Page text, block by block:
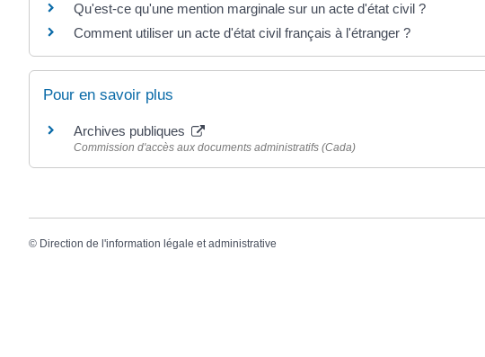
Qu'est-ce qu'une mention marginale sur un acte d'état civil ?
Comment utiliser un acte d'état civil français à l'étranger ?
Pour en savoir plus
Archives publiques
Commission d'accès aux documents administratifs (Cada)
© Direction de l'information légale et administrative